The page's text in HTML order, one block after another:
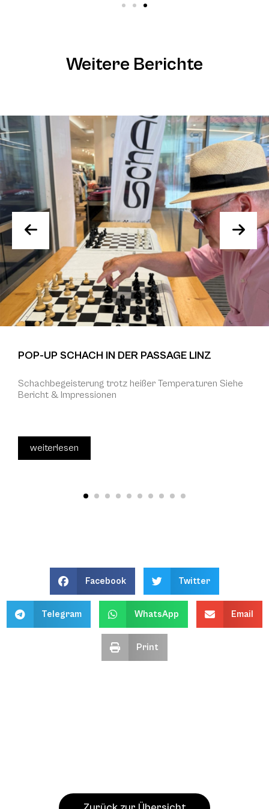
Weitere Berichte
POP-UP SCHACH IN DER PASSAGE LINZ
Schachbegeisterung trotz heißer Temperaturen Siehe
Bericht & Impressionen
weiterlesen
Facebook Twitter
Telegram WhatsApp Email
Print